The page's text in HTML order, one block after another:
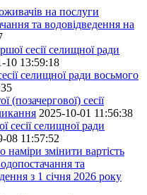
на послуги
та водовідведення на
сесії селищної ради
10 13:59:18
селищної ради восьмого
(позачергової) сесії
2025-10-01 11:56:38
сесії селищної ради
08 11:57:52
змінити вартість
та
з 1 січня 2026 року